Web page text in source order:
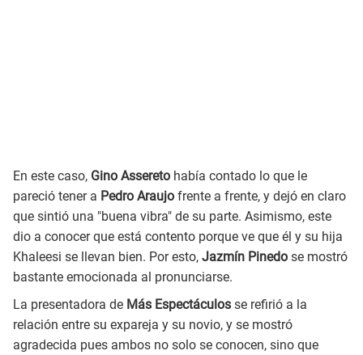
En este caso, Gino Assereto había contado lo que le
pareció tener a Pedro Araujo frente a frente, y dejó en claro
que sintió una "buena vibra" de su parte. Asimismo, este
dio a conocer que está contento porque ve que él y su hija
Khaleesi se llevan bien. Por esto, Jazmín Pinedo se mostró
bastante emocionada al pronunciarse.
La presentadora de Más Espectáculos se refirió a la
relación entre su expareja y su novio, y se mostró
agradecida pues ambos no solo se conocen, sino que